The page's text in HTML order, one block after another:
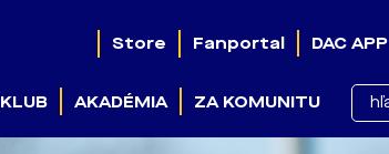
Store Fanportal DAC APP
KLUB AKADÉMIA ZA KOMUNITU